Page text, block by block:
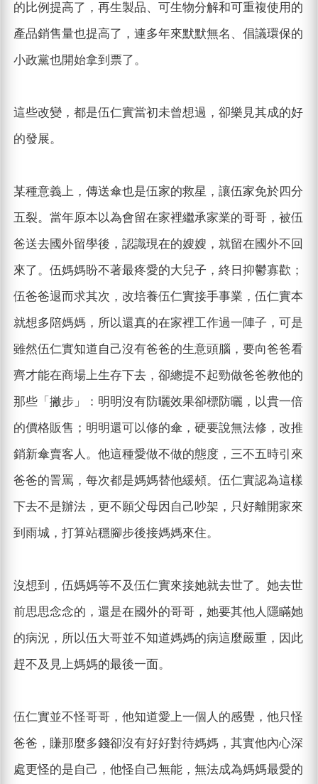
的比例提高了，再生製品、可生物分解和可重複使用的
產品銷售量也提高了，連多年來默默無名、倡議環保的
小政黨也開始拿到票了。
這些改變，都是伍仁實當初未曾想過，卻樂見其成的好
的發展。
某種意義上，傳送傘也是伍家的救星，讓伍家免於四分
五裂。當年原本以為會留在家裡繼承家業的哥哥，被伍
爸送去國外留學後，認識現在的嫂嫂，就留在國外不回
來了。伍媽媽盼不著最疼愛的大兒子，終日抑鬱寡歡；
伍爸爸退而求其次，改培養伍仁實接手事業，伍仁實本
就想多陪媽媽，所以還真的在家裡工作過一陣子，可是
雖然伍仁實知道自己沒有爸爸的生意頭腦，要向爸爸看
齊才能在商場上生存下去，卻總提不起勁做爸爸教他的
那些「撇步」：明明沒有防曬效果卻標防曬，以貴一倍
的價格販售；明明還可以修的傘，硬要說無法修，改推
銷新傘賣客人。他這種愛做不做的態度，三不五時引來
爸爸的詈罵，每次都是媽媽替他緩頰。伍仁實認為這樣
下去不是辦法，更不願父母因自己吵架，只好離開家來
到雨城，打算站穩腳步後接媽媽來住。
沒想到，伍媽媽等不及伍仁實來接她就去世了。她去世
前思思念念的，還是在國外的哥哥，她要其他人隱瞞她
的病況，所以伍大哥並不知道媽媽的病這麼嚴重，因此
趕不及見上媽媽的最後一面。
伍仁實並不怪哥哥，他知道愛上一個人的感覺，他只怪
爸爸，賺那麼多錢卻沒有好好對待媽媽，其實他內心深
處更怪的是自己，他怪自己無能，無法成為媽媽最愛的